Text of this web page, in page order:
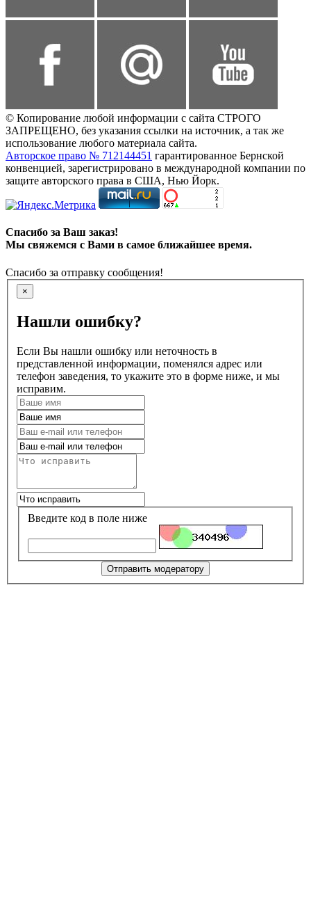
© Копирование любой информации с сайта СТРОГО
ЗАПРЕЩЕНО, без указания ссылки на источник, а так же
использование любого материала сайта.
Авторское право № 712144451 гарантированное Бернской
конвенцией, зарегистрировано в международной компании по
защите авторского права в США, Нью Йорк.
Спасибо за Ваш заказ!
Мы свяжемся с Вами в самое ближайшее время.
Спасибо за отправку сообщения!
×
Нашли ошибку?
Если Вы нашли ошибку или неточность в
представленной информации, поменялся адрес или
телефон заведения, то укажите это в форме ниже, и мы
исправим.
Введите код в поле ниже
Отправить модератору